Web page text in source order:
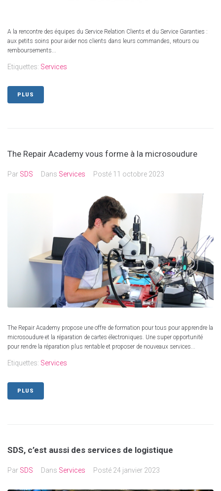
A la rencontre des équipes du Service Relation Clients et du Service Garanties :
aux petits soins pour aider nos clients dans leurs commandes, retours ou
remboursements...
Etiquettes: Services
PLUS
The Repair Academy vous forme à la microsoudure
Par SDS Dans Services Posté 11 octobre 2023
The Repair Academy propose une offre de formation pour tous pour apprendre la
microsoudure et la réparation de cartes électroniques. Une super opportunité
pour rendre la réparation plus rentable et proposer de nouveaux services...
Etiquettes: Services
PLUS
SDS, c’est aussi des services de logistique
Par SDS Dans Services Posté 24 janvier 2023